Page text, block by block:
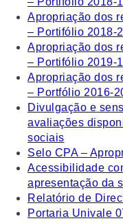
Apropriação dos
– Portifólio 2018-
Apropriação dos
– Portifólio 2019-
Apropriação dos
– Portfólio 2016-
Divulgação e
avaliações
sociais
Selo CPA –
Acessibilidade
apresentação da
Relatório de
Portaria Univale